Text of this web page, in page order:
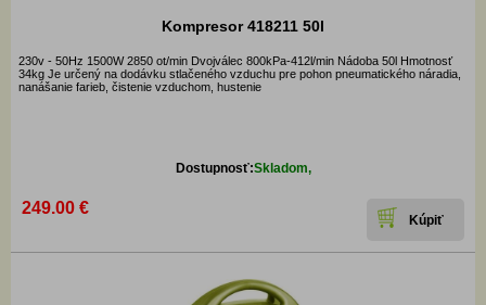
Kompresor 418211 50l
230v - 50Hz 1500W 2850 ot/min Dvojválec 800kPa-412l/min Nádoba 50l Hmotnosť
34kg Je určený na dodávku stlačeného vzduchu pre pohon pneumatického náradia,
nanášanie farieb, čistenie vzduchom, hustenie
Dostupnosť:Skladom,
249.00 €